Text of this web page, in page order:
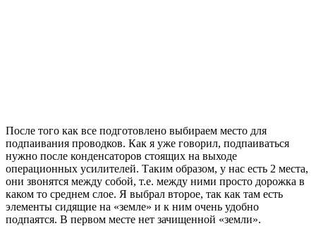
После того как все подготовлено выбираем место для
подпаивания проводков. Как я уже говорил, подпаиваться
нужно после конденсаторов стоящих на выходе
операционных усилителей. Таким образом, у нас есть 2 места,
они звонятся между собой, т.е. между ними просто дорожка в
каком то среднем слое. Я выбрал второе, так как там есть
элементы сидящие на «земле» и к ним очень удобно
подпаятся. В первом месте нет зачищенной «земли».